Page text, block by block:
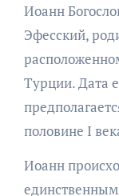
Иоанн
Эфесский,
Турции. Дата
половине I
Иоанн